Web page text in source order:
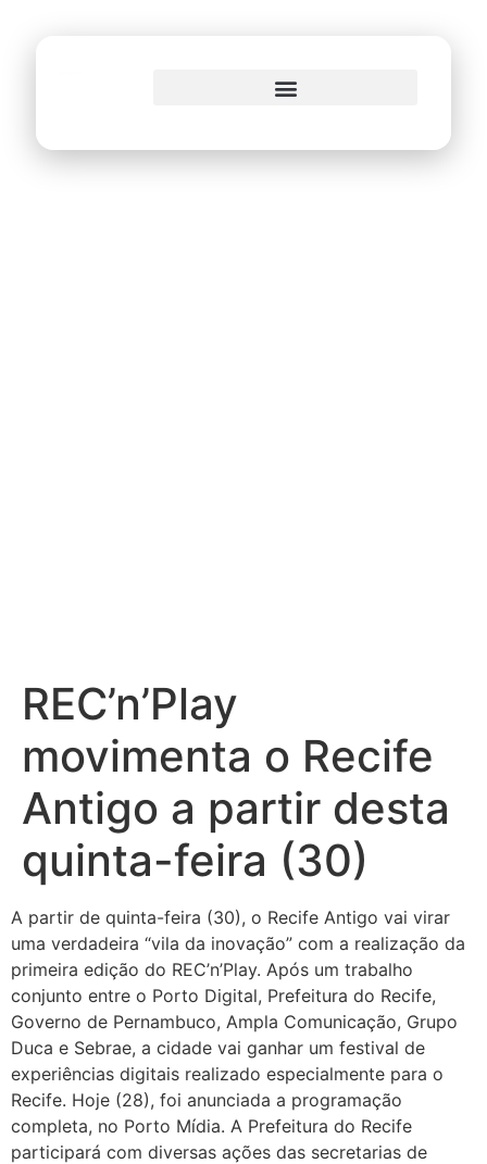
REC’n’Play
movimenta o Recife
Antigo a partir desta
quinta-feira (30)
A partir de quinta-feira (30), o Recife Antigo vai virar
uma verdadeira “vila da inovação” com a realização da
primeira edição do REC’n’Play. Após um trabalho
conjunto entre o Porto Digital, Prefeitura do Recife,
Governo de Pernambuco, Ampla Comunicação, Grupo
Duca e Sebrae, a cidade vai ganhar um festival de
experiências digitais realizado especialmente para o
Recife. Hoje (28), foi anunciada a programação
completa, no Porto Mídia. A Prefeitura do Recife
participará com diversas ações das secretarias de